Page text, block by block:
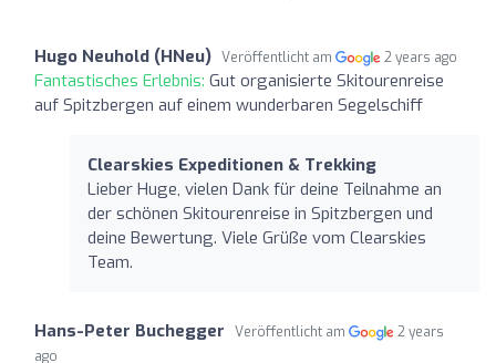
Hugo Neuhold (HNeu) Veröffentlicht am 2 years ago
Fantastisches Erlebnis: Gut organisierte Skitourenreise
auf Spitzbergen auf einem wunderbaren Segelschiff
Clearskies Expeditionen & Trekking
Lieber Huge, vielen Dank für deine Teilnahme an
der schönen Skitourenreise in Spitzbergen und
deine Bewertung. Viele Grüße vom Clearskies
Team.
Hans-Peter Buchegger Veröffentlicht am
2 years
ago